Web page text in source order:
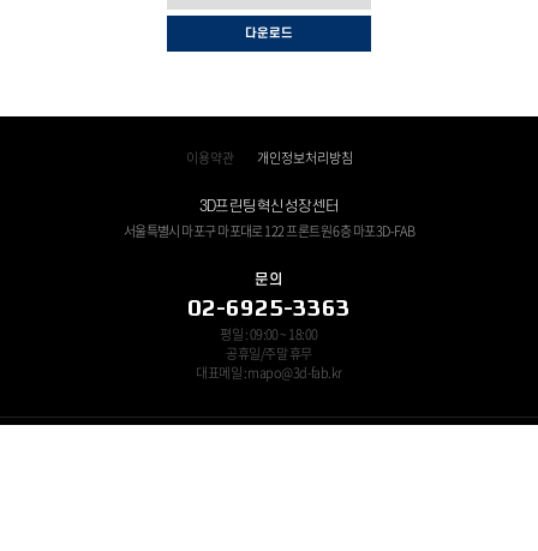
다운로드
이용약관 개인정보처리방침
3D프린팅혁신성장센터
서울특별시 마포구 마포대로 122 프론트원 6층 마포3D-FAB
문의
02-6925-3363
평일 : 09:00 ~ 18:00
공휴일/주말 휴무
대표메일 : mapo@3d-fab.kr